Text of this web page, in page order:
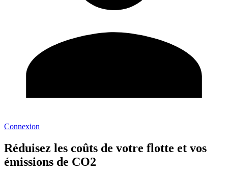
Connexion
Réduisez les coûts de votre flotte et vos
émissions de CO2